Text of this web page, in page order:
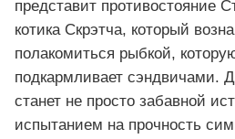
представит противостояние
котика Скрэтча, который
полакомиться рыбкой,
подкармливает сэндвичами.
станет не просто забавной
испытанием на прочность